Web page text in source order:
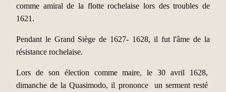
comme amiral de la flotte rochelaise lors des troubles de
1621.
Pendant le Grand Siège de 1627- 1628, il fut l'âme de la
résistance rochelaise.
Lors de son élection comme maire, le 30 avril 1628,
dimanche de la Quasimodo, il prononce un serment resté